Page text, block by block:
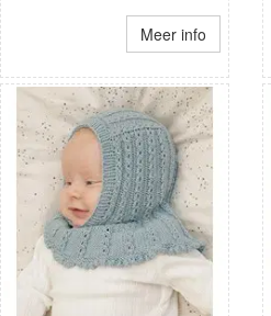
Meer info